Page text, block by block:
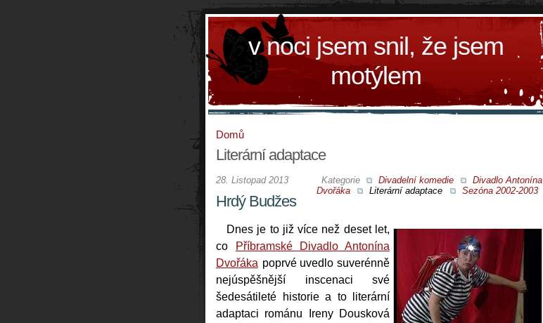
v noci jsem snil, že jsem
motýlem
Domů
Literární adaptace
Kategorie Divadelní komedie
Divadlo Antonína
Dvořáka
Literární adaptace Sezóna 2002-2003
28. Listopad 2013
Hrdý Budžes
Dnes je to již více než deset let,
co
Příbramské Divadlo Antonína
Dvořáka poprvé uvedlo suverénně
nejúspěšnější inscenaci své
šedesátileté historie a to literární
adaptaci románu Ireny Dousková